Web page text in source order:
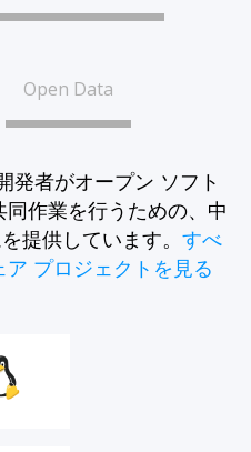
Open Data
者がオープン ソフト
作業を行うための、中
提供しています。 すべ
プロジェクトを見る